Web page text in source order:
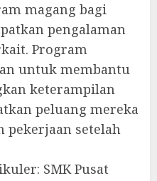
magang bagi
pengalaman
Program
untuk membantu
keterampilan
peluang mereka
pekerjaan setelah
SMK Pusat